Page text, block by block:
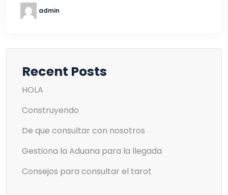
admin
Recent Posts
HOLA
Construyendo
De que consultar con nosotros
Gestiona la Aduana para la llegada
Consejos para consultar el tarot